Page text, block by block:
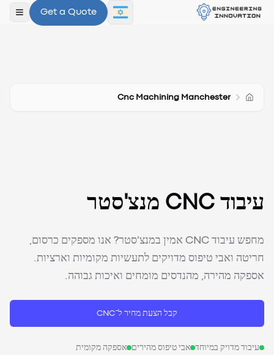
Get a Quote
פתח
Cnc Machining Manchester
עיבוד CNC מנצ'סטר
מחפש עיבוד CNC אמין במנצ'סטר? אנו מספקים כרסום,
חריטה ואבי טיפוס מדויקים לתעשיות מקומיות וארציות.
אספקה מהירה, מהנדסים מומחים ואיכות גבוהה.
קבל הצעת מחיר ל־CNC
עיבוד מדויק במיוחד אבי טיפוס מהירים אספקה מקומית